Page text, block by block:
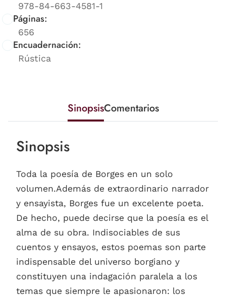
978-84-663-4581-1
Páginas:
656
Encuadernación:
Rústica
SinopsisComentarios
Sinopsis
Toda la poesía de Borges en un solo
volumen.Además de extraordinario narrador
y ensayista, Borges fue un excelente poeta.
De hecho, puede decirse que la poesía es el
alma de su obra. Indisociables de sus
cuentos y ensayos, estos poemas son parte
indispensable del universo borgiano y
constituyen una indagación paralela a los
temas que siempre le apasionaron: los